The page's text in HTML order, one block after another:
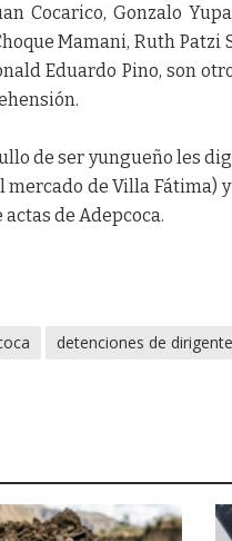
Cocarico, Gonzalo
Mamani, Ruth Patzi
Eduardo Pino, son
de ser yungueño les
de Villa Fátima)
de Adepcoca.
detenciones de